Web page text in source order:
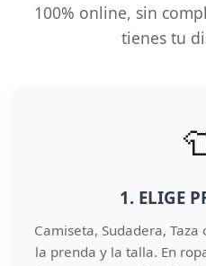
100% online, sin
tienes tu
1. ELIGE
Camiseta, Sudadera,
la prenda y la talla. En